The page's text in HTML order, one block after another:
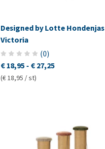
Designed by Lotte Hondenjas
Victoria
(0)
€ 18,95- € 27,25
(€ 18,95 / st)